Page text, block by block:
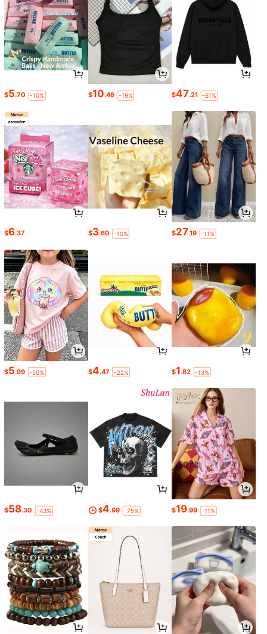
$5.70 -10% $10.46 -19% $47.21 -61%
$6.37 $3.60 -10% $27.19 -11%
$5.99 -50% $4.47 -22% $1.82 -13%
$58.30 -43% $4.99 -75% $19.99 -11%